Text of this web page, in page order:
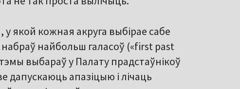
у якой кожная акруга выбірае сабе
найбольш галасоў («first past
выбараў у Палату прадстаўнікоў
дапускаюць апазіцыю і лічаць